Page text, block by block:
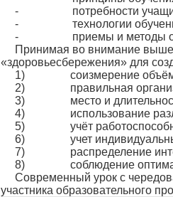
- потребности
- технологии
- приемы и методы
Принимая во внимание
«здоровьесбережения» для
1) соизмерение объёма и
2) правильная
3) место и
4) использование
5) учёт
6) учет индивидуальных и
7) распределение
8) соблюдение
Современный урок с
участника образовательного